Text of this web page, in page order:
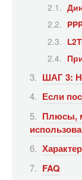
ШАГ 3:
Если
Плюсы,
FAQ